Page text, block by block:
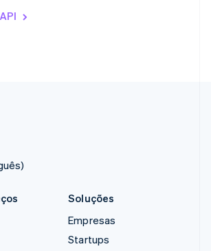
Soluções
Empresas
Startups